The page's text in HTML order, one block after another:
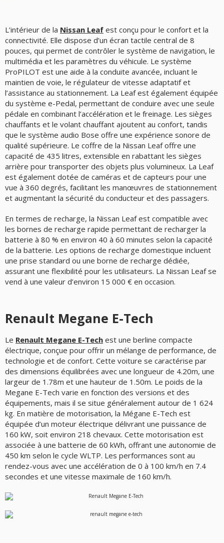
L’intérieur de la Nissan Leaf est conçu pour le confort et la
connectivité. Elle dispose d’un écran tactile central de 8
pouces, qui permet de contrôler le système de navigation, le
multimédia et les paramètres du véhicule. Le système
ProPILOT est une aide à la conduite avancée, incluant le
maintien de voie, le régulateur de vitesse adaptatif et
l’assistance au stationnement. La Leaf est également équipée
du système e-Pedal, permettant de conduire avec une seule
pédale en combinant l’accélération et le freinage. Les sièges
chauffants et le volant chauffant ajoutent au confort, tandis
que le système audio Bose offre une expérience sonore de
qualité supérieure. Le coffre de la Nissan Leaf offre une
capacité de 435 litres, extensible en rabattant les sièges
arrière pour transporter des objets plus volumineux. La Leaf
est également dotée de caméras et de capteurs pour une
vue à 360 degrés, facilitant les manœuvres de stationnement
et augmentant la sécurité du conducteur et des passagers.
En termes de recharge, la Nissan Leaf est compatible avec
les bornes de recharge rapide permettant de recharger la
batterie à 80 % en environ 40 à 60 minutes selon la capacité
de la batterie. Les options de recharge domestique incluent
une prise standard ou une borne de recharge dédiée,
assurant une flexibilité pour les utilisateurs. La Nissan Leaf se
vend à une valeur d’environ 15 000 € en occasion.
Renault Megane E-Tech
Le Renault Megane E-Tech est une berline compacte
électrique, conçue pour offrir un mélange de performance, de
technologie et de confort. Cette voiture se caractérise par
des dimensions équilibrées avec une longueur de 4.20m, une
largeur de 1.78m et une hauteur de 1.50m. Le poids de la
Megane E-Tech varie en fonction des versions et des
équipements, mais il se situe généralement autour de 1 624
kg. En matière de motorisation, la Mégane E-Tech est
équipée d’un moteur électrique délivrant une puissance de
160 kW, soit environ 218 chevaux. Cette motorisation est
associée à une batterie de 60 kWh, offrant une autonomie de
450 km selon le cycle WLTP. Les performances sont au
rendez-vous avec une accélération de 0 à 100 km/h en 7.4
secondes et une vitesse maximale de 160 km/h.